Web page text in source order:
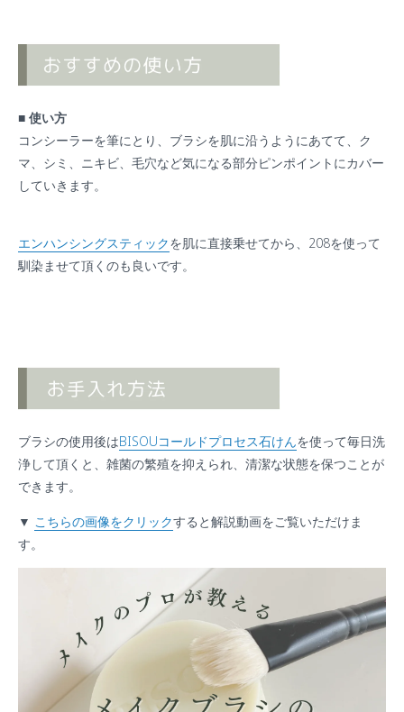
■ 使い方
コンシーラーを筆にとり、ブラシを肌に沿うようにあてて、ク
マ、シミ、ニキビ、毛穴など気になる部分ピンポイントにカバー
していきます。
エンハンシングスティックを肌に直接乗せてから、208を使って
馴染ませて頂くのも良いです。
ブラシの使用後はBISOUコールドプロセス石けんを使って毎日洗
浄して頂くと、雑菌の繁殖を抑えられ、清潔な状態を保つことが
できます。
▼ こちらの画像をクリックすると解説動画をご覧いただけま
す。